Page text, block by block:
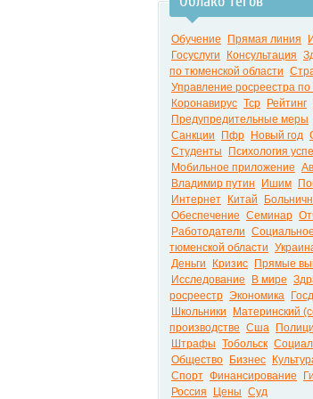
Обучение Прямая линия
Госуслуги
Консультация
по тюменской области
Управление росреестра
Коронавирус Тср Рейтинг
Предупредительные меры
Санкции
Пфр Новый год
Студенты
Психология
Мобильное приложение
Владимир путин
Ишим
Интернет
Китай
Обеспечение Семинар
Работодатели
тюменской области
Деньги
Кризис Прямые
Исследование
В мире
росреестр Экономика
Школьники
Материнский
производстве Сша
Штрафы Тобольск
Общество
Бизнес
Спорт Финансирование
Россия
Цены Суд